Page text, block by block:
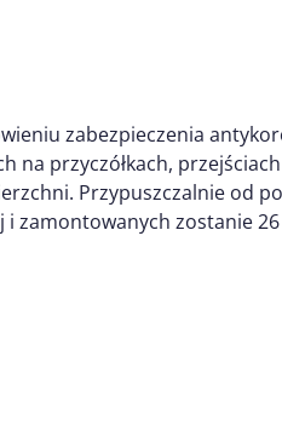
zabezpieczenia
na przyczółkach,
Przypuszczalnie od
i zamontowanych zostanie